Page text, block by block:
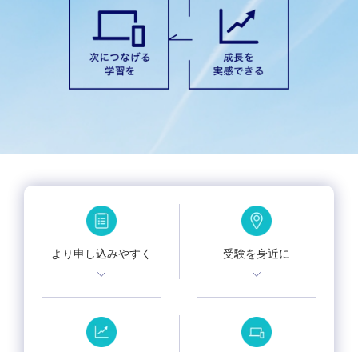
より申し込みやすく 受験を身近に